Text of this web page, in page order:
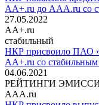
AA+.ru до AAA.ru со
27.05.2022
AA+.ru
стабильный
НКР присвоило ПАО
AA+.ru со
04.06.2021
РЕЙТИНГИ
AAA.ru